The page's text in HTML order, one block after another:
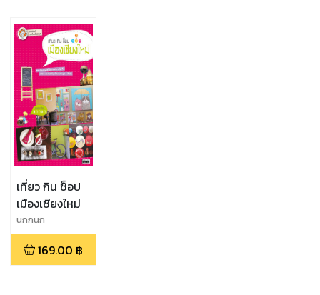
เที่ยว กิน ช็อป
เมืองเชียงใหม่
นกกนก
169.00 ฿